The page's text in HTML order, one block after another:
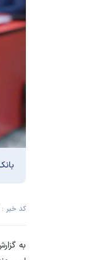
بانک
کد خبر : ۱۸۳۴۷۳
به